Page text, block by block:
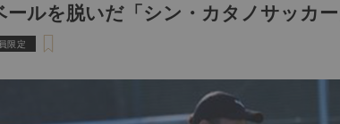
ールを脱いだ「シン・カタノサッカ